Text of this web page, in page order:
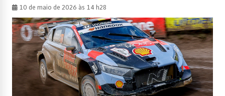
10 de maio de 2026 às 14 h28